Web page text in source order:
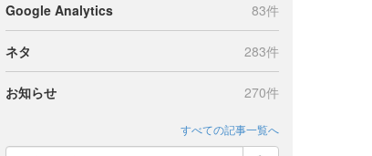
Google Analytics 83件
ネタ 283件
お知らせ 270件
すべての記事一覧へ